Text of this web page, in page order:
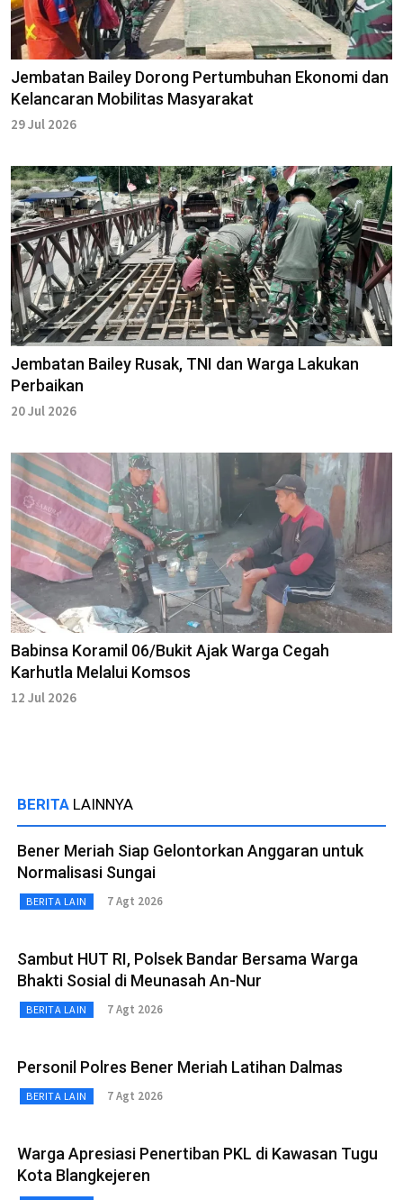
Jembatan Bailey Dorong Pertumbuhan Ekonomi dan
Kelancaran Mobilitas Masyarakat
29 Jul 2026
Jembatan Bailey Rusak, TNI dan Warga Lakukan
Perbaikan
20 Jul 2026
Babinsa Koramil 06/Bukit Ajak Warga Cegah
Karhutla Melalui Komsos
12 Jul 2026
BERITA LAINNYA
Bener Meriah Siap Gelontorkan Anggaran untuk
Normalisasi Sungai
BERITA LAIN 7 Agt 2026
Sambut HUT RI, Polsek Bandar Bersama Warga
Bhakti Sosial di Meunasah An-Nur
BERITA LAIN 7 Agt 2026
Personil Polres Bener Meriah Latihan Dalmas
BERITA LAIN 7 Agt 2026
Warga Apresiasi Penertiban PKL di Kawasan Tugu
Kota Blangkejeren